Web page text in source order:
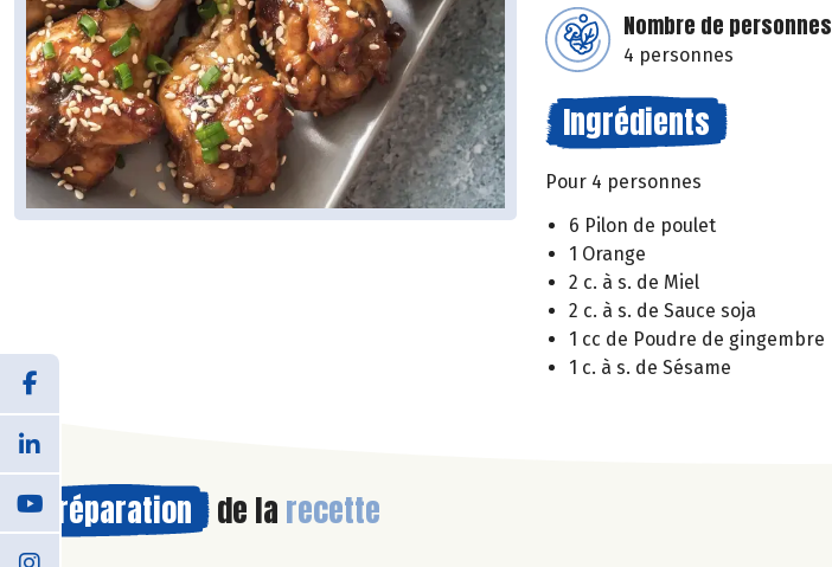
Nombre de personnes
4 personnes
Ingrédients
Pour 4 personnes
6 Pilon de poulet
1 Orange
2 c. à s. de Miel
2 c. à s. de Sauce soja
1 cc de Poudre de gingembre
1 c. à s. de Sésame
Préparation de la recette